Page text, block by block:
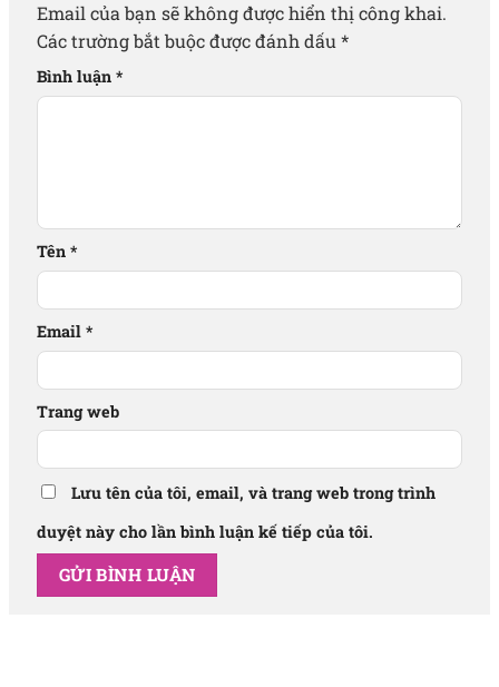
Email của bạn sẽ không được hiển thị công khai.
Các trường bắt buộc được đánh dấu *
Bình luận *
Tên *
Email *
Trang web
Lưu tên của tôi, email, và trang web trong trình
duyệt này cho lần bình luận kế tiếp của tôi.